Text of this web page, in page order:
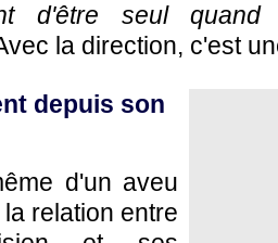
d'être seul
la direction, c'est
depuis son
d'un aveu
relation entre